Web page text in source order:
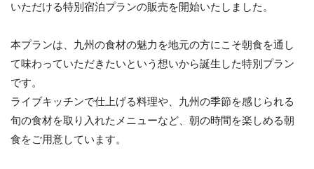
いただける特別宿泊プランの販売を開始いたしました。
本プランは、九州の食材の魅力を地元の方にこそ朝食を通し
て味わっていただきたいという想いから誕生した特別プラン
です。
ライブキッチンで仕上げる料理や、九州の季節を感じられる
旬の食材を取り入れたメニューなど、朝の時間を楽しめる朝
食をご用意しています。